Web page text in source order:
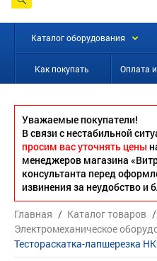
Каталог оборудования
Как покупать Оплата
Уважаемые покупатели!
В связи с нестабильной
просим вас уточнять цены
менеджеров магазина
консультанта перед
извинения за неудобство и
Главная / Каталог товаров /
Электромеханическое
Тестораскатка-лапшерезка